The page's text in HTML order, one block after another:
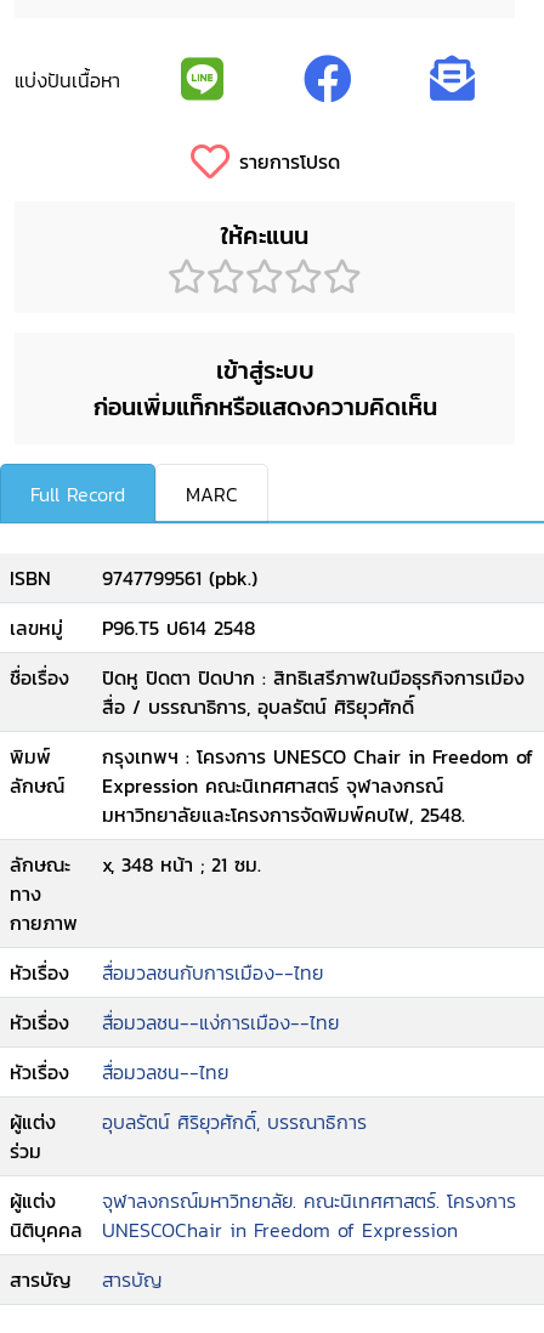
แบ่งปันเนื้อหา
รายการโปรด
ให้คะแนน
เข้าสู่ระบบ
ก่อนเพิ่มแท็กหรือแสดงความคิดเห็น
Full Record MARC
ISBN
9747799561 (pbk.)
เลขหมู่
P96.T5 ป614 2548
ชื่อเรื่อง
ปิดหู ปิดตา ปิดปาก : สิทธิเสรีภาพในมือธุรกิจการเมือง
สื่อ / บรรณาธิการ, อุบลรัตน์ ศิริยุวศักดิ์
พิมพ์
ลักษณ์
กรุงเทพฯ : โครงการ UNESCO Chair in Freedom of
Expression คณะนิเทศศาสตร์ จุฬาลงกรณ์
มหาวิทยาลัยและโครงการจัดพิมพ์คบไฟ, 2548.
ลักษณะ
ทาง
กายภาพ
x, 348 หน้า ; 21 ซม.
หัวเรื่อง
สื่อมวลชนกับการเมือง--ไทย
หัวเรื่อง
สื่อมวลชน--แง่การเมือง--ไทย
หัวเรื่อง
สื่อมวลชน--ไทย
ผู้แต่ง
ร่วม
อุบลรัตน์ ศิริยุวศักดิ์, บรรณาธิการ
ผู้แต่ง
นิติบุคคล
จุฬาลงกรณ์มหาวิทยาลัย. คณะนิเทศศาสตร์. โครงการ
UNESCOChair in Freedom of Expression
สารบัญ
สารบัญ